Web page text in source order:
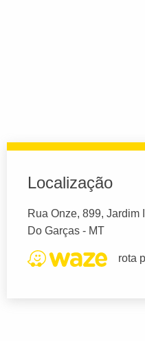
Localização
Rua Onze, 899, Jardim
Do Garças - MT
rota